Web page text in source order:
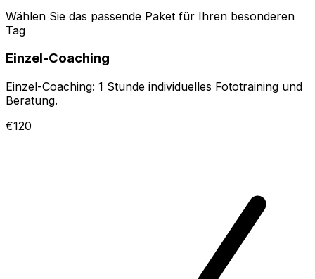
Wählen Sie das passende Paket für Ihren besonderen
Tag
Einzel-Coaching
Einzel-Coaching: 1 Stunde individuelles Fototraining und
Beratung.
€120